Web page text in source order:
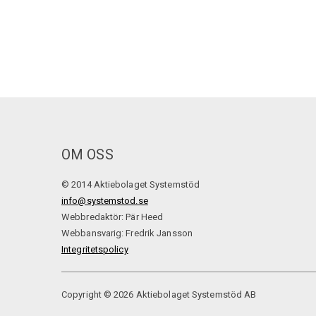
OM OSS
© 2014 Aktiebolaget Systemstöd
info@systemstod.se
Webbredaktör: Pär Heed
Webbansvarig: Fredrik Jansson
Integritetspolicy
Copyright © 2026 Aktiebolaget Systemstöd AB